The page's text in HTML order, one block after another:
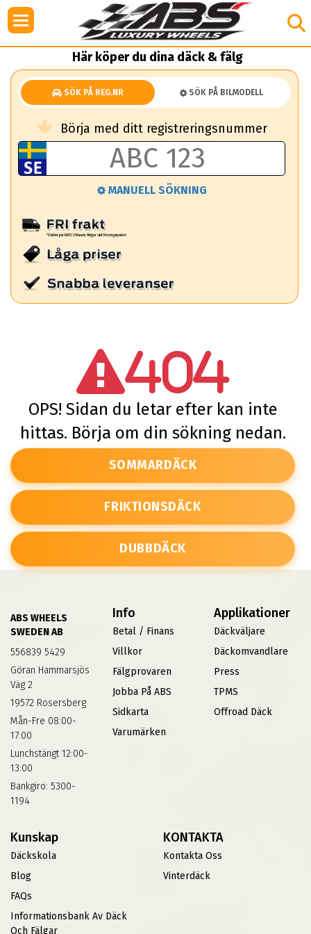
Här köper du dina däck & fälg
SÖK PÅ REG.NR SÖK PÅ BILMODELL
Börja med ditt registreringsnummer
MANUELL SÖKNING
404
OPS! Sidan du letar efter kan inte
hittas. Börja om din sökning nedan.
SOMMARDÄCK
FRIKTIONSDÄCK
DUBBDÄCK
ABS WHEELS
SWEDEN AB
556839 5429
Göran Hammarsjös
Väg 2
19572 Rosersberg
Mån-Fre 08:00-
17:00
Lunchstängt 12:00-
13:00
Bankgiro: 5300-
1194
Info
Betal / Finans
Villkor
Fälgprovaren
Jobba På ABS
Sidkarta
Varumärken
Applikationer
Däckväljare
Däckomvandlare
Press
TPMS
Offroad Däck
Kunskap
Däckskola
Blog
FAQs
Informationsbank Av Däck
Och Fälgar
KONTAKTA
Kontakta Oss
Vinterdäck